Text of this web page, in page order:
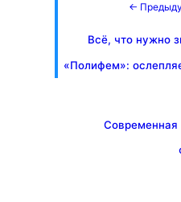
←
Всё, что нужно
«Полифем»:
Современная